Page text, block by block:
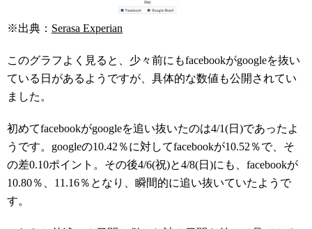
※出典： Serasa Experian
このグラフよく見ると、少々前にもfacebookがgoogleを抜い
ている日があるようですが、具体的な数値も公開されてい
ました。
初めてfacebookがgoogleを追い抜いたのは4/1(日)であったよ
うです。googleの10.42％に対してfacebookが10.52％で、そ
の差0.10ポイント。その後4/6(祝)と4/8(日)にも、facebookが
10.80％、11.16％となり、瞬間的に追い抜いていたようで
す。